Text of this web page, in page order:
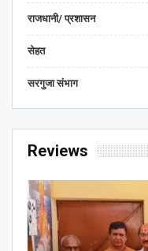
राजधानी/ प्रशासन
सेहत
सरगुजा संभाग
Reviews